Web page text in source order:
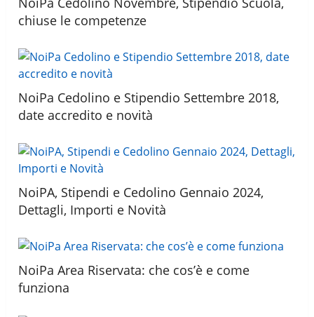
chiuse le competenze
NoiPa Cedolino e Stipendio Settembre 2018,
date accredito e novità
NoiPA, Stipendi e Cedolino Gennaio 2024,
Dettagli, Importi e Novità
NoiPa Area Riservata: che cos’è e come
funziona